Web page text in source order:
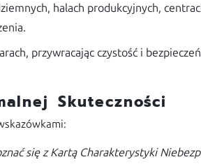
halach produkcyjnych,
przywracając czystość i
Skuteczności
się z Kartą Charakterystyki